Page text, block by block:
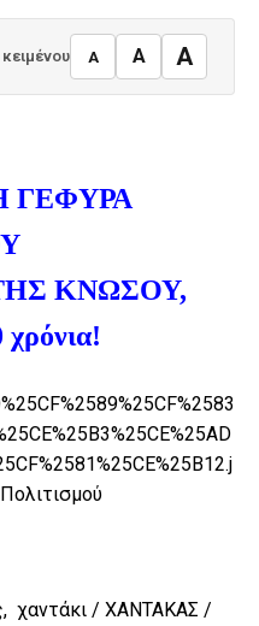
A A A
ΓΕΦΥΡΑ
ΚΝΩΣΟΥ,
χρόνια!
χαντάκι / ΧΑΝΤΑΚΑΣ /